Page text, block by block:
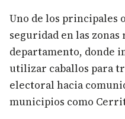
Uno de los principales
seguridad en las
departamento, donde
utilizar caballos para
electoral hacia
municipios como